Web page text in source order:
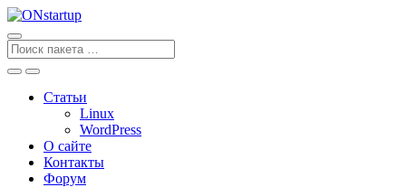
Перейти
к
содержанию
Поиск
для
Статьи
Linux
WordPress
О сайте
Контакты
Форум